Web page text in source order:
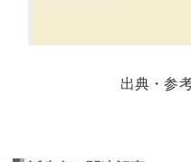
出典・参